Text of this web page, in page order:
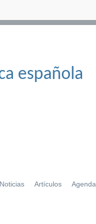
española
Noticias Artículos Agenda